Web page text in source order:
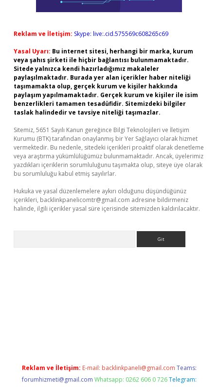
Reklam ve İletişim: Skype: live:.cid.575569c608265c69
Yasal Uyarı: Bu internet sitesi, herhangi bir marka, kurum
veya şahıs şirketi ile hiçbir bağlantısı bulunmamaktadır.
Sitede yalnızca kendi hazırladığımız makaleler
paylaşılmaktadır. Burada yer alan içerikler haber niteliği
taşımamakta olup, gerçek kurum ve kişiler hakkında
paylaşım yapılmamaktadır. Gerçek kurum ve kişiler ile isim
benzerlikleri tamamen tesadüfidir. Sitemizdeki bilgiler
taslak halindedir ve tavsiye niteliği taşımazlar.
Sitemiz, 5651 Sayılı Kanun gereğince Bilgi Teknolojileri ve İletişim
Kurumu (BTK) tarafından onaylanmış bir Yer Sağlayıcı olarak hizmet
vermektedir. Bu nedenle, sitedeki içerikleri proaktif olarak denetleme
veya araştırma yükümlülüğümüz bulunmamaktadır. Ancak, üyelerimiz
yazdıkları içeriklerin sorumluluğunu taşımakta olup, siteye üye olarak
bu sorumluluğu kabul etmiş sayılırlar.
Hukuka ve yasal düzenlemelere aykırı olduğunu düşündüğünüz
içerikleri, backlinkpanelicomtr@gmail.com adresine bildirmeniz
halinde, ilgili içerikler yasal süre içerisinde sitemizden kaldırılacaktır.
Reklam ve İletişim: E-mail: backlinkpaneli@gmail.com Teams:
forumhizmeti@gmail.com Whatsapp: 0262 606 0 726 Telegram: